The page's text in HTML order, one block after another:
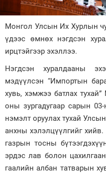
Энтертайнмэнт
Зурхай
Монгол Улсын Их Хурлын
үдээс өмнөх нэгдсэн
ирцтэйгээр эхэллээ.
Нэгдсэн хуралдааны
мэдүүлсэн “Импортын
хувь, хэмжээ батлах
оны зургадугаар сарын
нэмэлт оруулах тухай
анхны хэлэлцүүлгийг
газрын тосны
эрдэс лав болон
гаалийн албан татварын